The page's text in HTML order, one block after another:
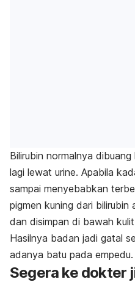
Bilirubin normalnya
lagi lewat urine. Apabila
sampai menyebabkan
pigmen kuning dari
dan disimpan di bawah
Hasilnya badan jadi gatal
adanya batu pada empedu.
Segera ke dokter